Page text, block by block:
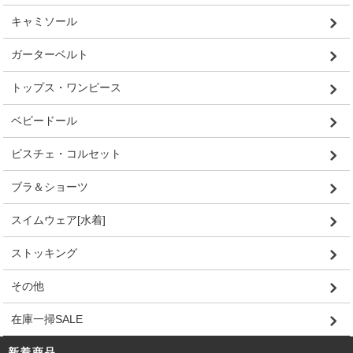
キャミソール
ガーターベルト
トップス・ワンピース
ベビードール
ビスチェ・コルセット
ブラ＆ショーツ
スイムウェア[水着]
ストッキング
その他
在庫一掃SALE